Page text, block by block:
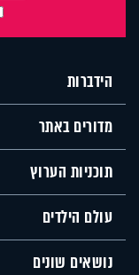
הידברות
מדורים באתר
תוכניות הערוץ
עולם הילדים
נושאים שונים